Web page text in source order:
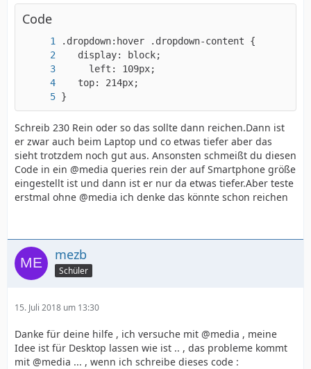
Code
}
Schreib 230 Rein oder so das sollte dann reichen.Dann ist
er zwar auch beim Laptop und co etwas tiefer aber das
sieht trotzdem noch gut aus. Ansonsten schmeißt du diesen
Code in ein @media queries rein der auf Smartphone größe
eingestellt ist und dann ist er nur da etwas tiefer.Aber teste
erstmal ohne @media ich denke das könnte schon reichen
mezb
Schüler
15. Juli 2018 um 13:30
Danke für deine hilfe , ich versuche mit @media , meine
Idee ist für Desktop lassen wie ist .. , das probleme kommt
mit @media ... , wenn ich schreibe dieses code :